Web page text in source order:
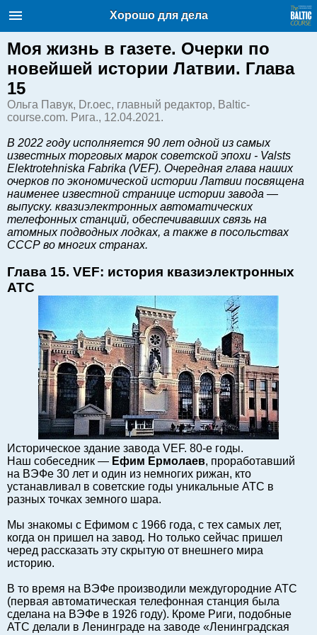
Балтийский курс. Новости и
аналитика
English
Латвии
Хорошо для дела
Аналитика
Инвестиции
Транспорт
Энергетика
Финансы
Технологии
Рынки и компании
Балтийский экспорт
Туризм
Советы юриста
ЕС - Балтия
Балтия - СНГ
Люди дела
Право
Круглый стол
Образование и наука
Экономическая история
Прямая речь
Благотворительность
Форумы
Архив
Сергей Тюленев: студия
Хорошо для дела
Моя жизнь в газете. Очерки по
новейшей истории Латвии. Глава
15
Ольга Павук, Dr.oec, главный редактор, Baltic-
course.com. Рига., 12.04.2021.
В 2022 году исполняется 90 лет одной из самых
известных торговых марок советской эпохи - Valsts
Elektrotehniska Fabrika (VEF). Очередная глава наших
очерков по экономической истории Латвии посвящена
наименее известной странице истории завода —
выпуску. квазиэлектронных автоматических
телефонных станций, обеспечивавших связь на
атомных подводных лодках, а также в посольствах
СССР во многих странах.
Глава 15. VEF: история квазиэлектронных
АТС
Историческое здание завода VEF. 80-е годы.
Наш собеседник — Ефим Ермолаев, проработавший
на ВЭФе 30 лет и один из немногих рижан, кто
устанавливал в советские годы уникальные АТС в
разных точках земного шара.
Мы знакомы с Ефимом с 1966 года, с тех самых лет,
когда он пришел на завод. Но только сейчас пришел
черед рассказать эту скрытую от внешнего мира
историю.
В то время на ВЭФе производили междугородние АТС
(первая автоматическая телефонная станция была
сделана на ВЭФе в 1926 году). Кроме Риги, подобные
АТС делали в Ленинграде на заводе «Ленинградская